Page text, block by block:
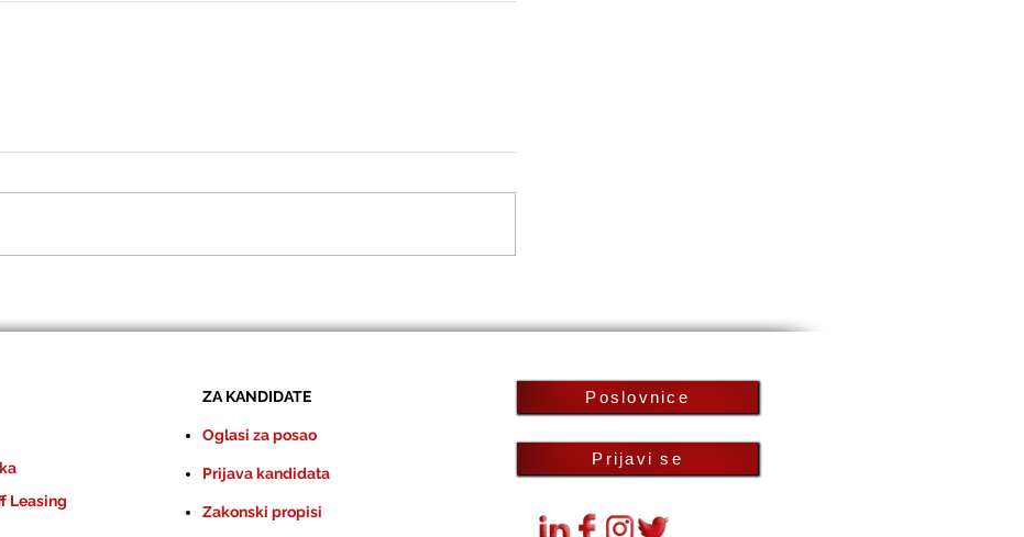
Leasing
ZA KANDIDATE
Oglasi za posao
Prijava kandidata
Zakonski propisi
Poslovnice
Prijavi se